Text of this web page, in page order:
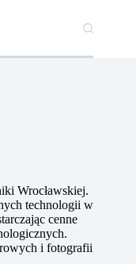
Wrocławskiej.
technologii w
cenne
i fotografii